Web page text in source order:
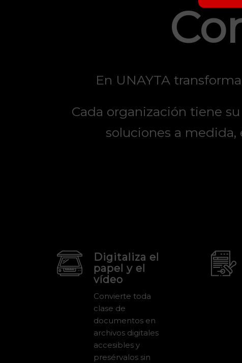
En UNAYTA
Cada organización tiene
soluciones a medida,
Digitaliza el
papel y el
vídeo
Convierte toda
clase de
documentos en
archivos digitales
accesibles y
presérvalos sin